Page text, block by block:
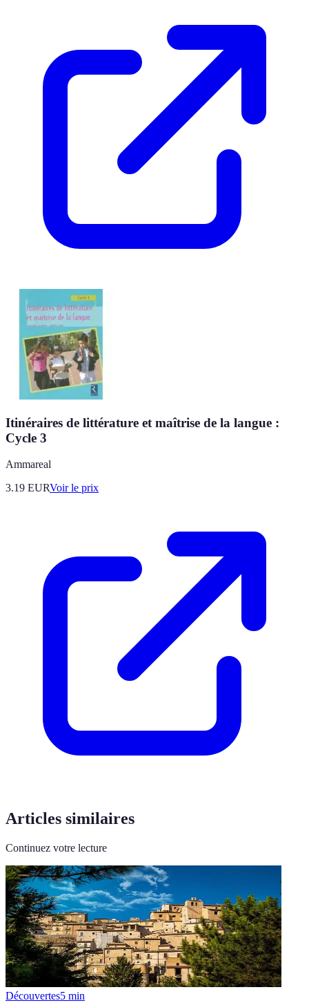
Itinéraires de littérature et maîtrise de la langue :
Cycle 3
Ammareal
3.19 EURVoir le prix
Articles similaires
Continuez votre lecture
Découvertes5 min